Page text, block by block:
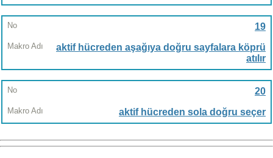
19
aktif hücreden aşağıya doğru sayfalara köprü
atılır
20
aktif hücreden sola doğru seçer